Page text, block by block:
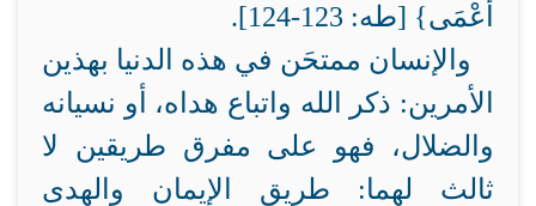
أَعْمَى} [طه: 123-124].
والإنسان ممتحَن في هذه الدنيا بهذين
الأمرين: ذكر الله واتباع هداه، أو نسيانه
والضلال، فهو على مفرق طريقين لا
ثالث لهما: طريق الإيمان والهدى